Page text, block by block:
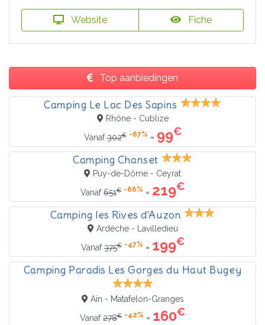
Website Fiche
Top aanbiedingen
Camping Le Lac Des Sapins
Rhône - Cublize
Vanaf302€ -67% = 99€
Camping Chanset
Puy-de-Dôme - Ceyrat
Vanaf651€ -66% = 219€
Camping les Rives d'Auzon
Ardèche - Lavilledieu
Vanaf375€ -47% = 199€
Camping Paradis Les Gorges du Haut Bugey
Ain - Matafelon-Granges
Vanaf278€ -42% = 160€